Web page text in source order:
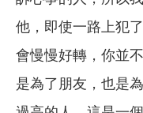
他，即使一路上犯
會慢慢好轉，你並
是為了朋友，也是